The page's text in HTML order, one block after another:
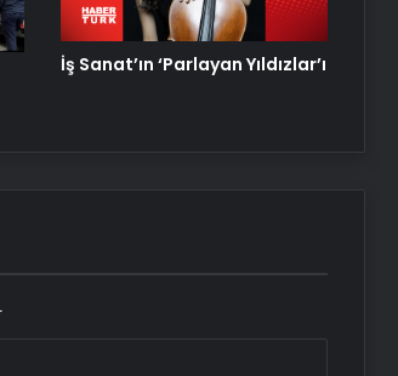
İş Sanat’ın ‘Parlayan Yıldızlar’ı